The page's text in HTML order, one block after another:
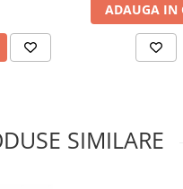
ADAUGA IN
SIMILARE